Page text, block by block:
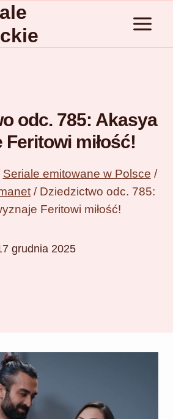
odc. 785: Akasya
Feritowi miłość!
Seriale emitowane w Polsce /
/ Dziedzictwo odc. 785:
Feritowi miłość!
grudnia 2025